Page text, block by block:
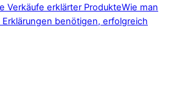
Wie man
Erklärungen benötigen, erfolgreich